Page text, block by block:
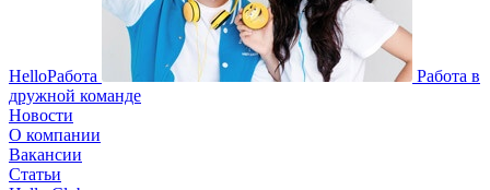
HelloРабота
Работа в
дружной команде
Новости
О компании
Вакансии
Статьи